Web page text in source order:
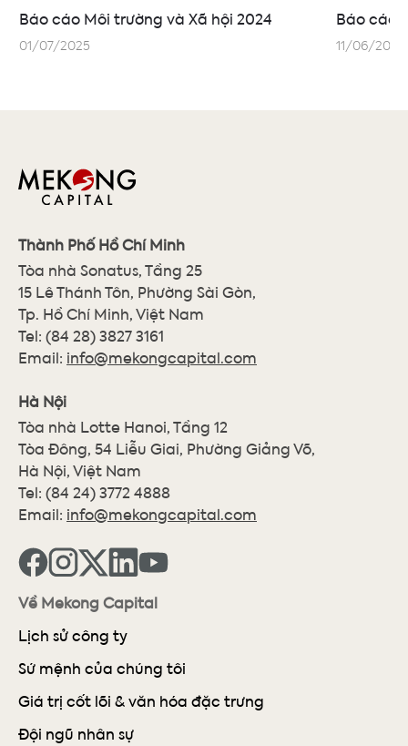
Báo cáo Môi trường và Xã hội 2024
01/07/2025
Báo cáo
11/06/2024
Thành Phố Hồ Chí Minh
Tòa nhà Sonatus, Tầng 25
15 Lê Thánh Tôn, Phường Sài Gòn,
Tp. Hồ Chí Minh, Việt Nam
Tel: (84 28) 3827 3161
Email: info@mekongcapital.com
Hà Nội
Tòa nhà Lotte Hanoi, Tầng 12
Tòa Đông, 54 Liễu Giai, Phường Giảng Võ,
Hà Nội, Việt Nam
Tel: (84 24) 3772 4888
Email: info@mekongcapital.com
Về Mekong Capital
Lịch sử công ty
Sứ mệnh của chúng tôi
Giá trị cốt lõi & văn hóa đặc trưng
Đội ngũ nhân sự